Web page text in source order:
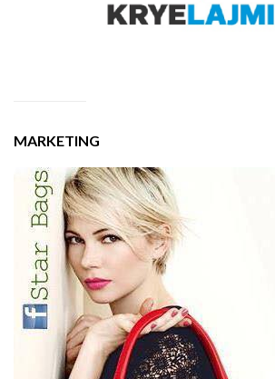
MARKETING